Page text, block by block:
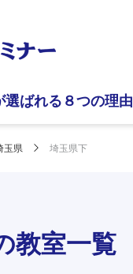
選ばれる８つの理由
玉県 埼玉県下
教室一覧